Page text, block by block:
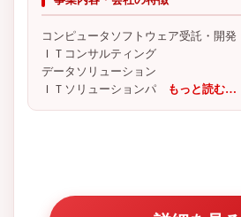
コンピュータソフトウェア受託・開発
ＩＴコンサルティング
データソリューション
ＩＴソリューションパ もっと読む…